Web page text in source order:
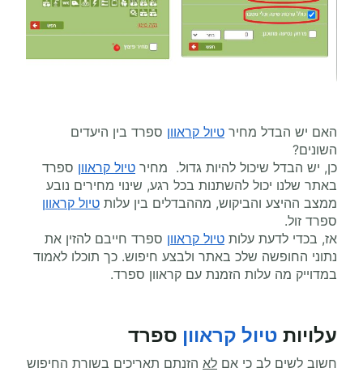
האם יש הבדל מחיר טיול קראוון ספרד בין היעדים
השונים?
כן, יש הבדל שיכול להיות גדול. מחיר טיול קראוון ספרד
באתר שלנו יכול להשתנות בכל רגע, שינוי מחירים נובע
ממצב ההיצע והביקוש, מההבדלים בין עלות טיול קראוון
ספרד זול.
אז, בכדי לדעת עלות טיול קראוון ספרד חייבם להזין את
נתוני החופשה שלכ באתר ולבצע חיפוש. כך תוכלו לאמוד
במדוייק מה עלות הזמנת עם קראוון ספרד.
עלויות טיול קראוון ספרד
חשוב לשים לב כי אם לא הזנתם תאריכים בשורת החיפוש